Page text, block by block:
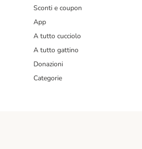
Sconti e coupon
App
A tutto cucciolo
A tutto gattino
Donazioni
Categorie